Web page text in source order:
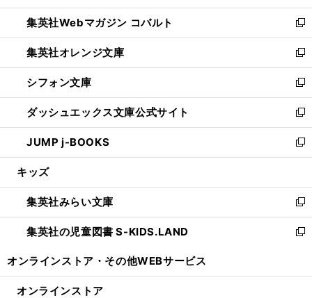
開
く
ウ
で
開
く
ン
ド
ウ
で
開
く
ウ
ィ
ン
ド
ウ
で
開
く
集英社Webマガジン コバルト
新
し
い
ウ
ィ
ン
ド
ウ
で
開
集英社オレンジ文庫
新
し
い
ウ
ィ
ン
ド
ウ
開
く
シフォン文庫
新
し
い
ウ
ィ
ン
ウ
で
開
く
ダッシュエックス文庫公式サイト
新
し
い
ウ
ン
ド
ウ
で
JUMP j-BOOKS
新
し
ウ
ィ
ン
ド
開
キッズ
集英社みらい文庫
新
し
い
ン
集英社の児童図書 S-KIDS.LAND
新
ウ
オンラインストア・ その他WEBサービス
オンラインストア